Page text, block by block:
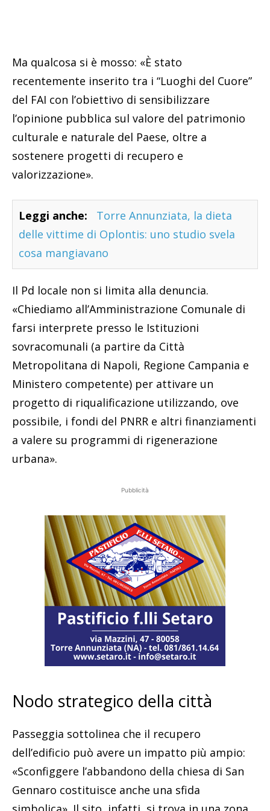
Ma qualcosa si è mosso: «È stato
recentemente inserito tra i “Luoghi del Cuore”
del FAI con l’obiettivo di sensibilizzare
l’opinione pubblica sul valore del patrimonio
culturale e naturale del Paese, oltre a
sostenere progetti di recupero e
valorizzazione».
Leggi anche:
Torre Annunziata, la dieta
delle vittime di Oplontis: uno studio svela
cosa mangiavano
Il Pd locale non si limita alla denuncia.
«Chiediamo all’Amministrazione Comunale di
farsi interprete presso le Istituzioni
sovracomunali (a partire da Città
Metropolitana di Napoli, Regione Campania e
Ministero competente) per attivare un
progetto di riqualificazione utilizzando, ove
possibile, i fondi del PNRR e altri finanziamenti
a valere su programmi di rigenerazione
urbana».
Pubblicità
Nodo strategico della città
Passeggia sottolinea che il recupero
dell’edificio può avere un impatto più ampio:
«Sconfiggere l’abbandono della chiesa di San
Gennaro costituisce anche una sfida